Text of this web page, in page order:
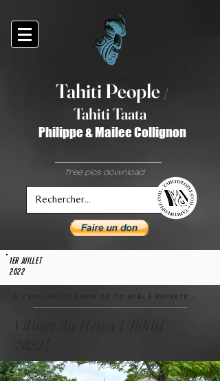
Tahiti People /
Tahiti Taata
Philippe & Mailee Collignon
free pics download
1er juillet
2022
à l'esplanade basse de To'atā, à PAPEETE -